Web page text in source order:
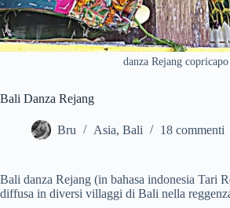
danza Rejang copricapo
Bali Danza Rejang
Bru Asia, Bali 18 commenti
Bali danza Rejang (in bahasa indonesia Tari
diffusa in diversi villaggi di Bali nella